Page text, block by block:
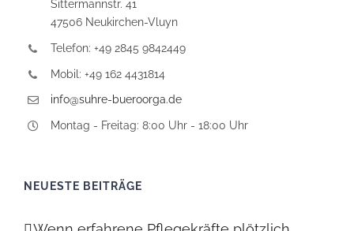
Sittermannstr. 41
47506 Neukirchen-Vluyn
Telefon: +49 2845 9842449
Mobil: +49 162 4431814
info@suhre-bueroorga.de
Montag - Freitag: 8:00 Uhr - 18:00 Uhr
NEUESTE BEITRÄGE